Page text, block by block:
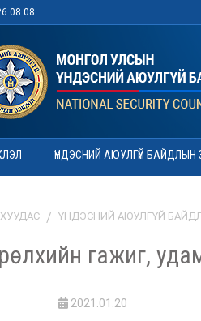
ҮНДЭСНИЙ АЮУЛГҮЙ БАЙДЛЫН
ҮНДЭСНИЙ АЮУЛГҮЙ
гажиг,
2021.01.20